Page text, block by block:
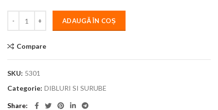
ADAUGĂ ÎN COȘ
Compare
SKU: 5301
Categorie: DIBLURI SI SURUBE
Share